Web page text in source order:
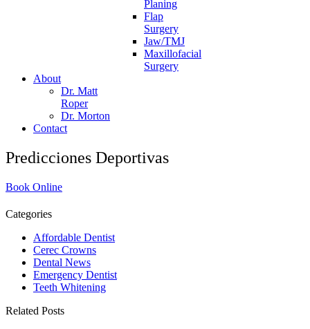
Planing
Flap
Surgery
Jaw/TMJ
Maxillofacial
Surgery
About
Dr. Matt
Roper
Dr. Morton
Contact
Predicciones Deportivas
Book Online
Categories
Affordable Dentist
Cerec Crowns
Dental News
Emergency Dentist
Teeth Whitening
Related Posts